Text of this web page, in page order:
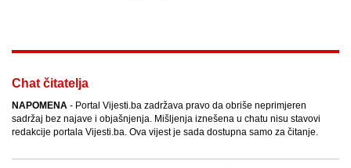
Chat čitatelja
NAPOMENA - Portal Vijesti.ba zadržava pravo da obriše neprimjeren
sadržaj bez najave i objašnjenja. Mišljenja iznešena u chatu nisu stavovi
redakcije portala Vijesti.ba. Ova vijest je sada dostupna samo za čitanje.